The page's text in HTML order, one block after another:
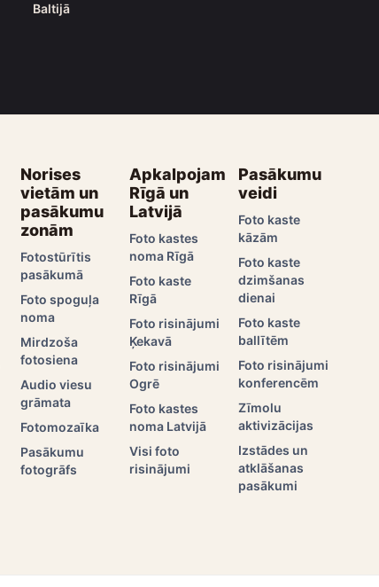
Baltijā
Norises
vietām un
pasākumu
zonām
Fotostūrītis
pasākumā
Foto spoguļa
noma
Mirdzoša
fotosiena
Audio viesu
grāmata
Fotomozaīka
Pasākumu
fotogrāfs
Apkalpojam
Rīgā un
Latvijā
Foto kastes
noma Rīgā
Foto kaste
Rīgā
Foto risinājumi
Ķekavā
Foto risinājumi
Ogrē
Foto kastes
noma Latvijā
Visi foto
risinājumi
Pasākumu
veidi
Foto kaste
kāzām
Foto kaste
dzimšanas
dienai
Foto kaste
ballītēm
Foto risinājumi
konferencēm
Zīmolu
aktivizācijas
Izstādes un
atklāšanas
pasākumi